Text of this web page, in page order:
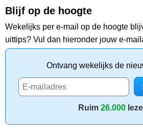
Blijf op de hoogte
Wekelijks per e-mail op de hoogte
uittips? Vul dan hieronder jouw e-
Ontvang wekelijks de
Ruim 26.000